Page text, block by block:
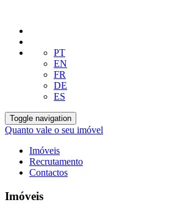
PT
EN
FR
DE
ES
Toggle navigation
Quanto vale o seu imóvel
Imóveis
Recrutamento
Contactos
Imóveis